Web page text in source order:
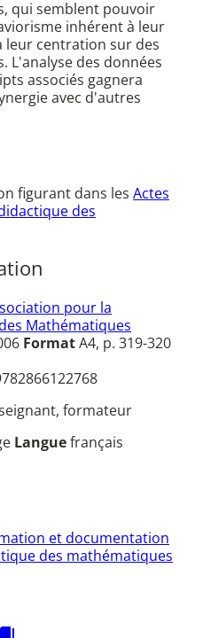
qui semblent pouvoir
inhérent à leur
centration sur des
L'analyse des données
associés gagnera
avec d'autres
figurant dans les Actes
des
pour la
Mathématiques
FormatA4, p. 319-320
formateur
Languefrançais
et documentation
des mathématiques